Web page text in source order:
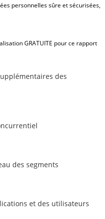
personnelles sûre et sécurisées,
GRATUITE pour ce rapport
des
des segments
et des utilisateurs